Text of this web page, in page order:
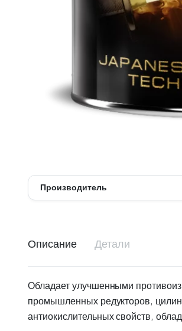
Производитель
Описание Детали
Обладает улучшенными
промышленных редукторов,
антиокислительных свойств,